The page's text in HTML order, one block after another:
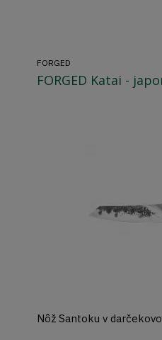
FORGED
FORGED Katai -
Nôž Santoku v